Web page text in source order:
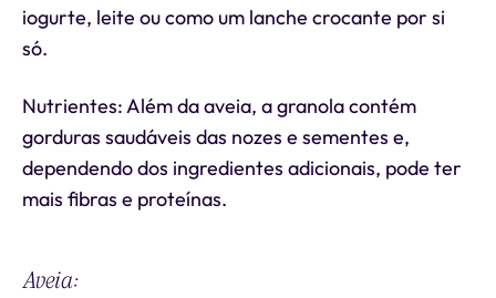
iogurte, leite ou como um lanche crocante por si
só.
Nutrientes: Além da aveia, a granola contém
gorduras saudáveis das nozes e sementes e,
dependendo dos ingredientes adicionais, pode ter
mais fibras e proteínas.
Aveia: